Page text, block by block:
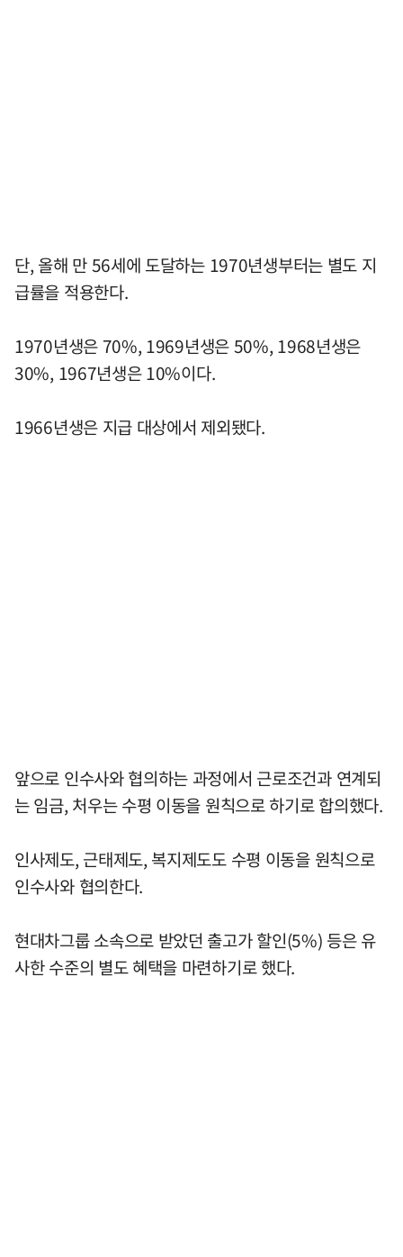
단, 올해 만 56세에 도달하는 1970년생부터는 별도 지
급률을 적용한다.
1970년생은 70%, 1969년생은 50%, 1968년생은
30%, 1967년생은 10%이다.
1966년생은 지급 대상에서 제외됐다.
앞으로 인수사와 협의하는 과정에서 근로조건과 연계되
는 임금, 처우는 수평 이동을 원칙으로 하기로 합의했다.
인사제도, 근태제도, 복지제도도 수평 이동을 원칙으로
인수사와 협의한다.
현대차그룹 소속으로 받았던 출고가 할인(5%) 등은 유
사한 수준의 별도 혜택을 마련하기로 했다.